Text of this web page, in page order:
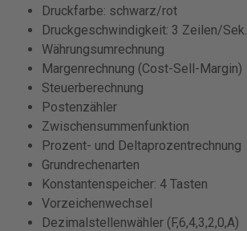
Druckfarbe: schwarz/rot
Druckgeschwindigkeit: 3 Zeilen/Sek.
Währungsumrechnung
Margenrechnung (Cost-Sell-Margin)
Steuerberechnung
Postenzähler
Zwischensummenfunktion
Prozent- und Deltaprozentrechnung
Grundrechenarten
Konstantenspeicher: 4 Tasten
Vorzeichenwechsel
Dezimalstellenwähler (F,6,4,3,2,0,A)